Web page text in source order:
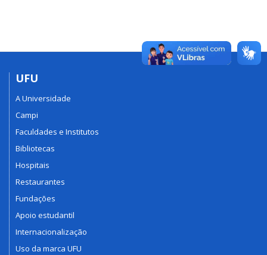
UFU
A Universidade
Campi
Faculdades e Institutos
Bibliotecas
Hospitais
Restaurantes
Fundações
Apoio estudantil
Internacionalização
Uso da marca UFU